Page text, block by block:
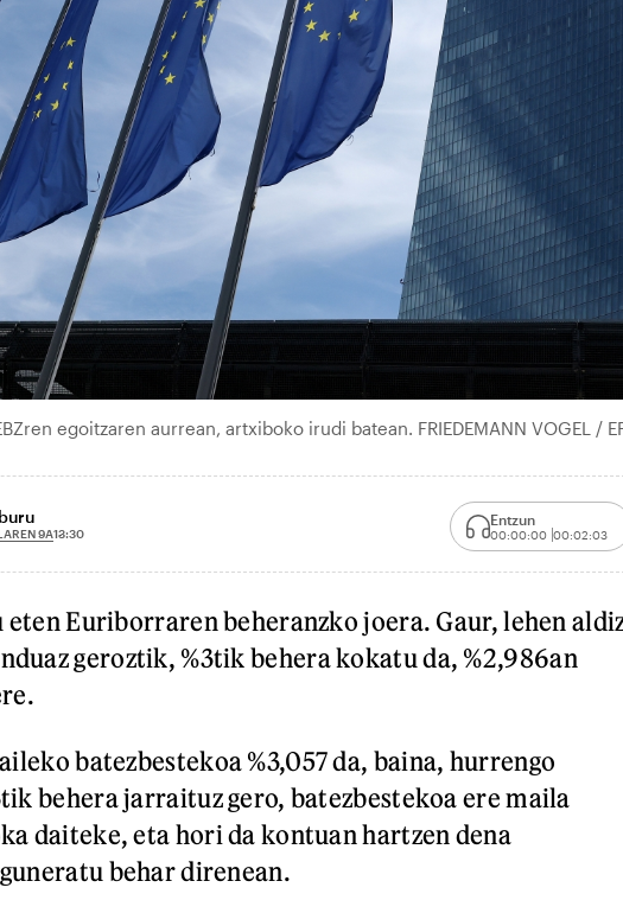
egoitzaren aurrean, artxiboko irudi batean. FRIEDEMANN VOGEL /
9A13:30
Entzun
00:00:00 00:02:03
eten Euriborraren beheranzko joera. Gaur, lehen
geroztik, %3tik behera kokatu da, %2,986an
batezbestekoa %3,057 da, baina, hurrengo
behera jarraituz gero, batezbestekoa ere maila
daiteke, eta hori da kontuan hartzen dena
behar direnean.